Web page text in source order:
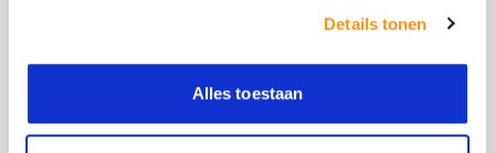
Details tonen
Alles toestaan
Bestand tegen grote temperatuurverschillen